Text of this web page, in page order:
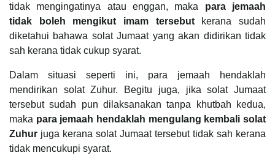
tidak mengingatinya atau enggan, maka para jemaah
tidak boleh mengikut imam tersebutkerana sudah
diketahui bahawa solat Jumaat yang akan didirikan tidak
sah kerana tidak cukup syarat.
Dalam situasi seperti ini, para jemaah hendaklah
mendirikan solat Zuhur. Begitu juga, jika solat Jumaat
tersebut sudah pun dilaksanakan tanpa khutbah kedua,
maka para jemaah hendaklah mengulang kembali solat
Zuhur juga kerana solat Jumaat tersebut tidak sah kerana
tidak mencukupi syarat.